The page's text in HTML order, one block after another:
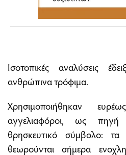
Ισοτοπικές αναλύσεις
ανθρώπινα τρόφιμα.
Χρησιμοποιήθηκαν
αγγελιαφόροι, ως
θρησκευτικό σύμβολο: τα
θεωρούνται σήμερα